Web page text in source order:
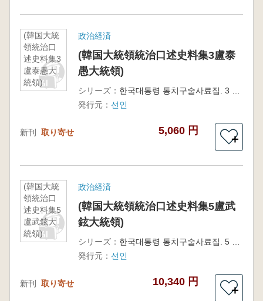
(韓国大統
領統治口
述史料集3
盧泰愚大
統領)
政治経済
(韓国大統領統治口述史料集3盧泰
愚大統領)
シリーズ：
発行元： 선인
新刊 取り寄せ 5,060 円
＋
(韓国大統
領統治口
述史料集5
盧武鉉大
統領)
政治経済
(韓国大統領統治口述史料集5盧武
鉉大統領)
シリーズ：
発行元： 선인
新刊 取り寄せ 10,340 円
＋